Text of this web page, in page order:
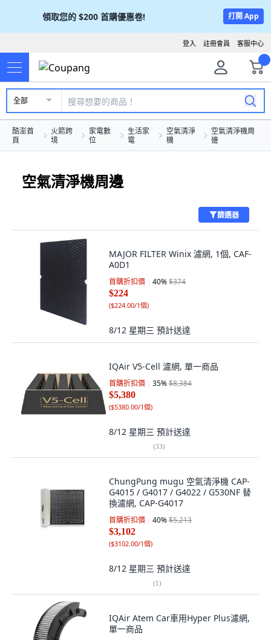
領取您的 $200 首購優惠卷! 打開 App
客服中心
註冊會員
登入
全部
酷澎首
頁
火箭跨
境
家電數
位
生活家
電
空氣清淨
機
空氣清淨機周
邊
空氣清淨機周邊
篩選器
MAJOR FILTER Winix 濾網, 1個, CAF-
A0D1
首購折扣價 40%$374
$224
($224.00/1個)
8/12 星期三 預計送達
IQAir V5-Cell 濾網, 單一商品
首購折扣價 35%$8,384
$5,380
($5380.00/1個)
8/12 星期三 預計送達
(33)
ChungPung mugu 空氣清淨機 CAP-
G4015 / G4017 / G4022 / G530NF 替
換濾網, CAP-G4017
首購折扣價 40%$5,213
$3,102
($3102.00/1個)
8/12 星期三 預計送達
(1)
IQAir Atem Car車用Hyper Plus濾網,
單一商品